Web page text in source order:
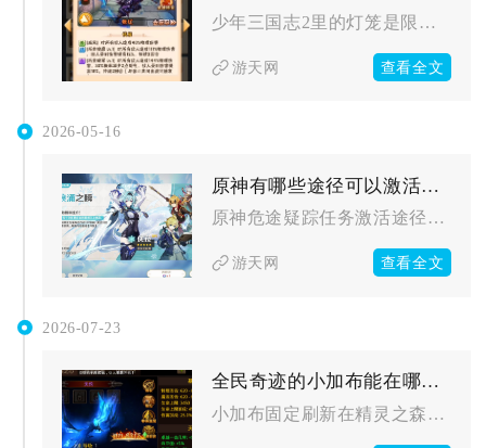
少年三国志2里的灯笼是限时活动专属核心道具，会直接改变活动任...
游天网 查看全文
2026-05-16
原神有哪些途径可以激活危途疑踪任务
原神危途疑踪任务激活途径包含常规解锁、快速体验、地图直触三种...
游天网 查看全文
2026-07-23
全民奇迹的小加布能在哪里找到
小加布固定刷新在精灵之森地图的湖心小岛，必须先解锁尤达的请求...